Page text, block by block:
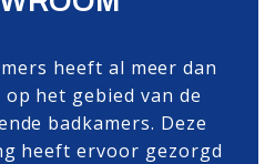
heeft al meer dan
het gebied van de
badkamers. Deze
heeft ervoor gezorgd